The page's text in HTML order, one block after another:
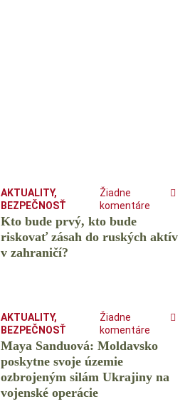
AKTUALITY,
BEZPEČNOSŤ
Žiadne
komentáre
Kto bude prvý, kto bude
riskovať zásah do ruských aktív
v zahraničí?
AKTUALITY,
BEZPEČNOSŤ
Žiadne
komentáre
Maya Sanduová: Moldavsko
poskytne svoje územie
ozbrojeným silám Ukrajiny na
vojenské operácie